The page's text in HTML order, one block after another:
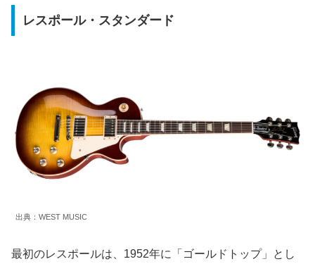
レスポール・スタンダード
出典：WEST MUSIC
最初のレスポールは、1952年に「ゴールドトップ」とし